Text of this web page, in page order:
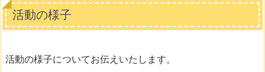
活動の様子
活動の様子についてお伝えいたします。